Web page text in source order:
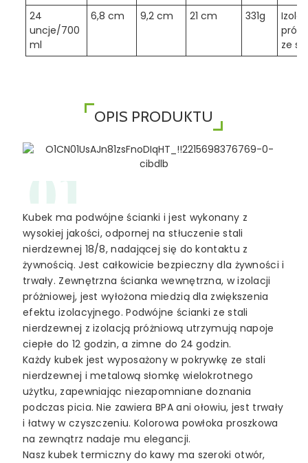
24
uncje/700
ml
6,8 cm 9,2 cm 21 cm 331g
ze
OPIS PRODUKTU
01
Kubek ma podwójne ścianki i jest wykonany z
wysokiej jakości, odpornej na stłuczenie stali
nierdzewnej 18/8, nadającej się do kontaktu z
żywnością. Jest całkowicie bezpieczny dla żywności i
trwały. Zewnętrzna ścianka wewnętrzna, w izolacji
próżniowej, jest wyłożona miedzią dla zwiększenia
efektu izolacyjnego. Podwójne ścianki ze stali
nierdzewnej z izolacją próżniową utrzymują napoje
ciepłe do 12 godzin, a zimne do 24 godzin.
Każdy kubek jest wyposażony w pokrywkę ze stali
nierdzewnej i metalową słomkę wielokrotnego
użytku, zapewniając niezapomniane doznania
podczas picia. Nie zawiera BPA ani ołowiu, jest trwały
i łatwy w czyszczeniu. Kolorowa powłoka proszkowa
na zewnątrz nadaje mu elegancji.
Nasz kubek termiczny do kawy ma szeroki otwór,